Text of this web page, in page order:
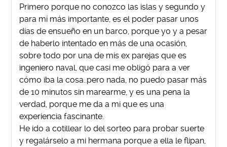
Primero porque no conozco las islas y segundo y
para mí más importante, es el poder pasar unos
días de ensueño en un barco, porque yo y a pesar
de haberlo intentado en más de una ocasión,
sobre todo por una de mis ex parejas que es
ingeniero naval, que casi me obligó para a ver
cómo iba la cosa..pero nada, no puedo pasar más
de 10 minutos sin marearme, y es una pena la
verdad, porque me da a mi que es una
experiencia fascinante.
He ido a cotillear lo del sorteo para probar suerte
y regalárselo a mi hermana porque a ella le flipan,